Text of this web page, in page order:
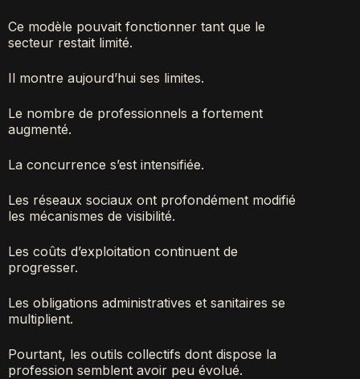
Ce modèle pouvait fonctionner tant que le
secteur restait limité.
Il montre aujourd’hui ses limites.
Le nombre de professionnels a fortement
augmenté.
La concurrence s’est intensifiée.
Les réseaux sociaux ont profondément modifié
les mécanismes de visibilité.
Les coûts d’exploitation continuent de
progresser.
Les obligations administratives et sanitaires se
multiplient.
Pourtant, les outils collectifs dont dispose la
profession semblent avoir peu évolué.